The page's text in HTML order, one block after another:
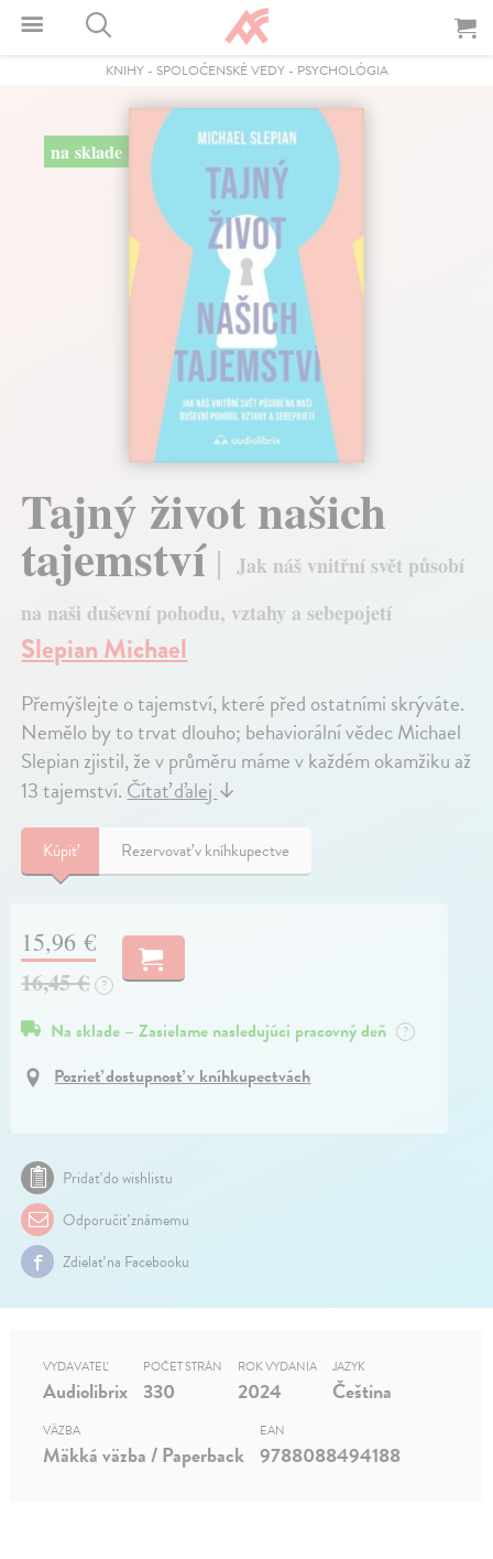
KNIHY- SPOLOČENSKÉ VEDY- PSYCHOLÓGIA
na sklade
Tajný život našich
tajemství
Jak náš vnitřní svět působí
na naši duševní pohodu, vztahy a sebepojetí
Slepian Michael
Přemýšlejte o tajemství, které před ostatními skrýváte.
Nemělo by to trvat dlouho; behaviorální vědec Michael
Slepian zjistil, že v průměru máme v každém okamžiku až
13 tajemství.Čítať ďalej↓
Kúpiť Rezervovať v kníhkupectve
15,96 €
16,45 € ?
Na sklade – Zasielame nasledujúci pracovný deň ?
Pozrieť dostupnosť v kníhkupectvách
Pridať do wishlistu
Odporučiť známemu
Zdielať na Facebooku
VYDAVATEĽ
Audiolibrix
POČET STRÁN
330
ROK VYDANIA
2024
JAZYK
Čeština
VÄZBA
Mäkká väzba / Paperback
EAN
9788088494188